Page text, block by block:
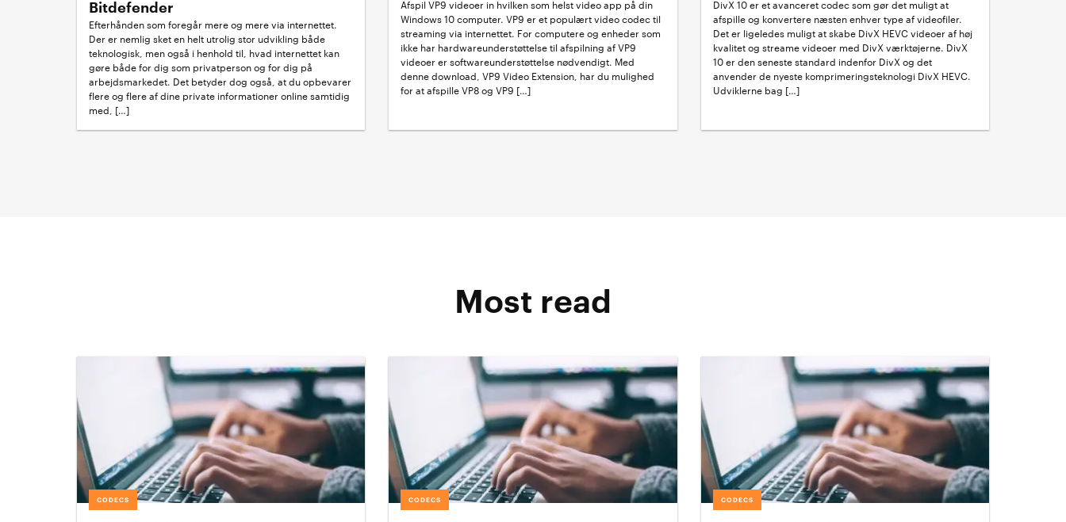
Bitdefender
Efterhånden som foregår mere og mere via internettet.
Der er nemlig sket en helt utrolig stor udvikling både
teknologisk, men også i henhold til, hvad internettet kan
gøre både for dig som privatperson og for dig på
arbejdsmarkedet. Det betyder dog også, at du opbevarer
flere og flere af dine private informationer online samtidig
med, […]
Afspil VP9 videoer in hvilken som helst video app på din
Windows 10 computer. VP9 er et populært video codec til
streaming via internettet. For computere og enheder som
ikke har hardwareunderstøttelse til afspilning af VP9
videoer er softwareunderstøttelse nødvendigt. Med
denne download, VP9 Video Extension, har du mulighed
for at afspille VP8 og VP9 […]
DivX 10 er et avanceret codec som gør det muligt at
afspille og konvertere næsten enhver type af videofiler.
Det er ligeledes muligt at skabe DivX HEVC videoer af høj
kvalitet og streame videoer med DivX værktøjerne. DivX
10 er den seneste standard indenfor DivX og det
anvender de nyeste komprimeringsteknologi DivX HEVC.
Udviklerne bag […]
Most read
CODECS CODECS CODECS